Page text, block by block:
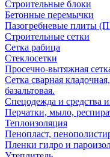
Строительные блоки
Бетонные перемычки
Пазогребневые плиты
Строительные сетки
Сетка рабица
Стеклосетки
Просечно-вытяжная
Сетка сварная
базальтовая.
Спецодежда и средства
Перчатки, мыло,
Теплоизоляция
Пенопласт,
Пленки гидро и